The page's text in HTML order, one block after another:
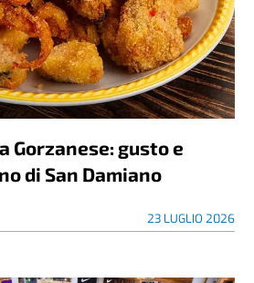
gusto e
di San Damiano
23 LUGLIO 2026